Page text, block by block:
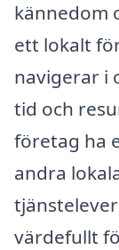
kännedom
ett lokalt
navigerar i
tid och
företag ha
andra
värdefullt